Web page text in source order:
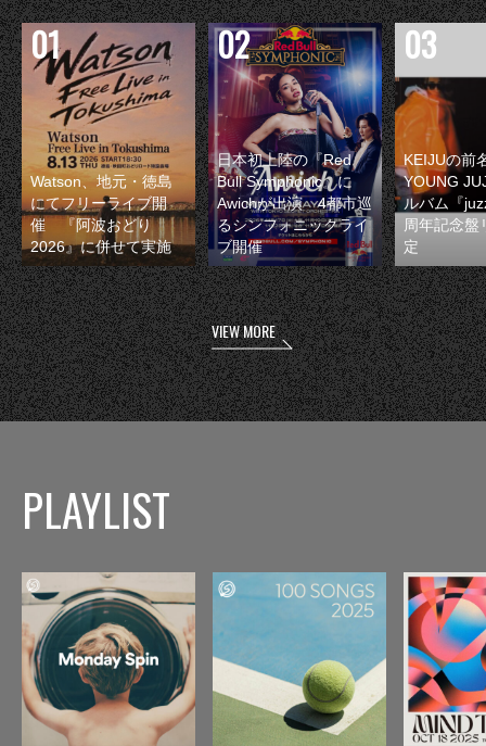
Watson、地元・徳島
にてフリーライブ開
催 『阿波おどり
2026』に併せて実施
日本初上陸の『Red
Bull Symphonic』に
Awichが出演 4都市巡
るシンフォニックライ
ブ開催
KEIJUの前
YOUNG
ルバム『
周年記念盤
定
VIEW MORE
PLAYLIST